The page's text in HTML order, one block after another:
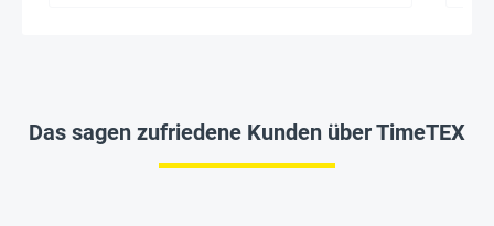
Das sagen zufriedene Kunden über TimeTEX